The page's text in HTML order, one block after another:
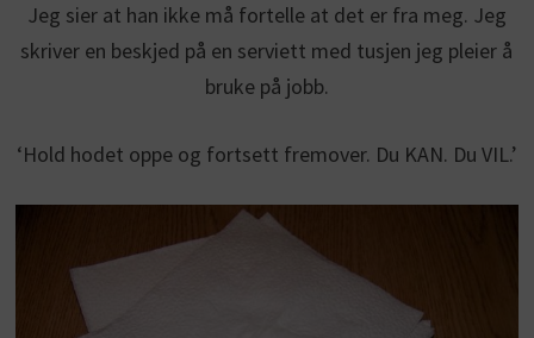
Jeg sier at han ikke må fortelle at det er fra meg. Jeg
skriver en beskjed på en serviett med tusjen jeg pleier å
bruke på jobb.
‘Hold hodet oppe og fortsett fremover. Du KAN. Du VIL.’